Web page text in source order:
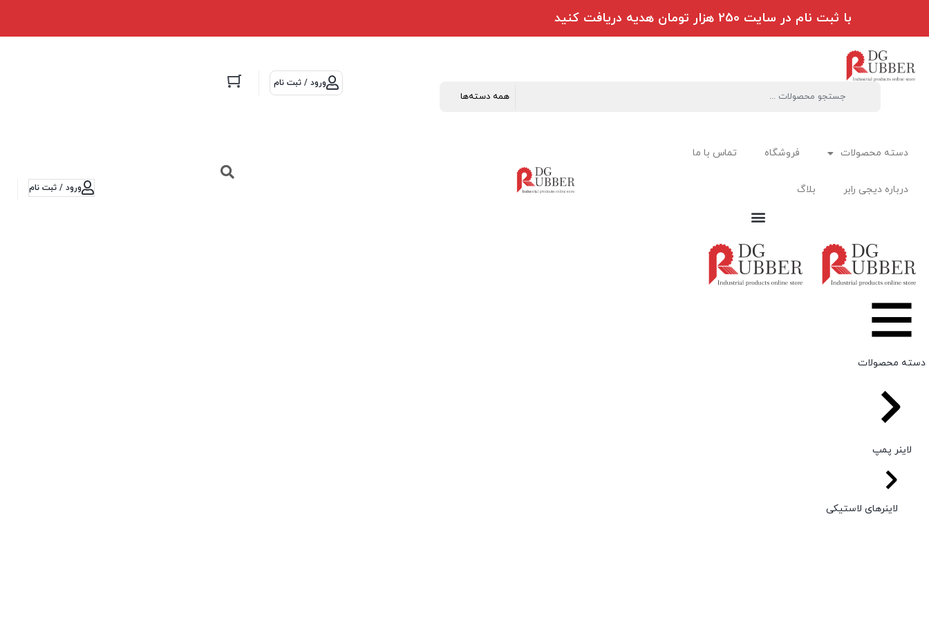
با ثبت نام در سایت 250 هزار تومان هدیه دریافت کنید
ورود / ثبت نام
دسته محصولات فروشگاه تماس با ما
درباره دیجی رابر بلاگ ورود / ثبت نام
دسته محصولات
لاینر پمپ
لاینرهای لاستیکی